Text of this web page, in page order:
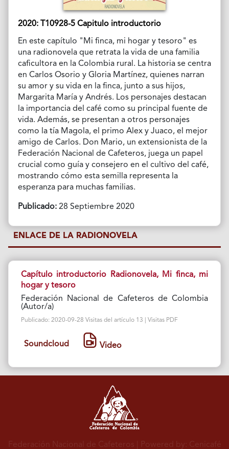
2020: T10928-5 Capitulo introductorio
En este capítulo "Mi finca, mi hogar y tesoro" es
una radionovela que retrata la vida de una familia
caficultora en la Colombia rural. La historia se centra
en Carlos Osorio y Gloria Martínez, quienes narran
su amor y su vida en la finca, junto a sus hijos,
Margarita María y Andrés. Los personajes destacan
la importancia del café como su principal fuente de
vida. Además, se presentan a otros personajes
como la tía Magola, el primo Alex y Juaco, el mejor
amigo de Carlos. Don Mario, un extensionista de la
Federación Nacional de Cafeteros, juega un papel
crucial como guía y consejero en el cultivo del café,
mostrando cómo esta semilla representa la
esperanza para muchas familias.
Publicado:28 Septiembre 2020
ENLACE DE LA RADIONOVELA
Capítulo introductorio Radionovela, Mi finca, mi
hogar y tesoro
Federación Nacional de Cafeteros de Colombia
(Autor/a)
Publicado: 2020-09-28 Visitas del artículo 13 | Visitas PDF
Soundcloud Video
Federación Nacional de Cafeteros | Powered by: Cenicafé